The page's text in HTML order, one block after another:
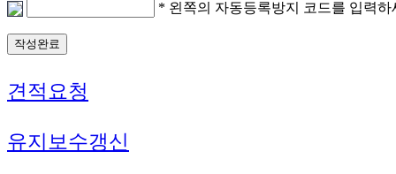
* 왼쪽의 자동등록방지 코드를 입력하
견적요청
유지보수갱신